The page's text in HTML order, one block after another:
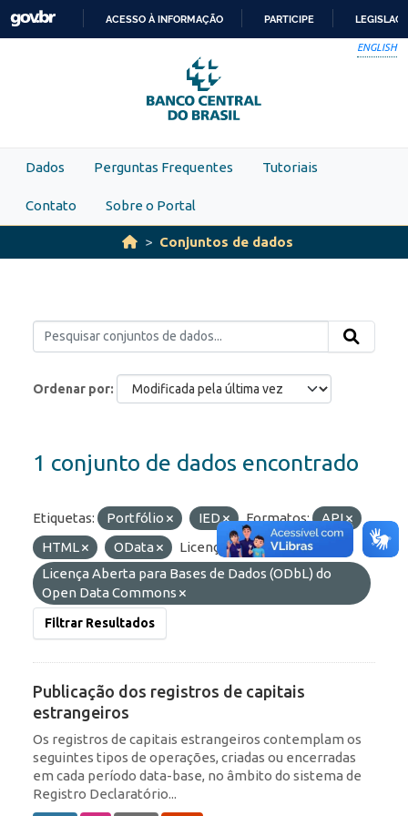
Skip to main content
PARA
O
CONTEÚDO
ACESSO À INFORMAÇÃO PARTICIPE
ENGLISH
Dados Perguntas Frequentes Tutoriais
Contato Sobre o Portal
Conjuntos de dados
Ordenar por
1 conjunto de dados encontrado
Etiquetas: Portfólio IED Formatos:
API
HTML
OData
Licenças:
Licença Aberta para Bases de Dados (ODbL) do
Open Data Commons
Filtrar Resultados
Publicação dos registros de capitais
estrangeiros
Os registros de capitais estrangeiros contemplam os
seguintes tipos de operações, criadas ou encerradas
em cada período data-base, no âmbito do sistema de
Registro Declaratório...